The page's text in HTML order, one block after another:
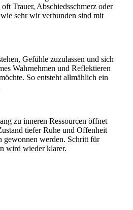
Trauer, Abschiedsschmerz oder
sehr wir verbunden sind mit
Gefühle zuzulassen und sich
Wahrnehmen und Reflektieren
So entsteht allmählich ein
zu inneren Ressourcen öffnet
tiefer Ruhe und Offenheit
gewonnen werden. Schritt für
wird wieder klarer.